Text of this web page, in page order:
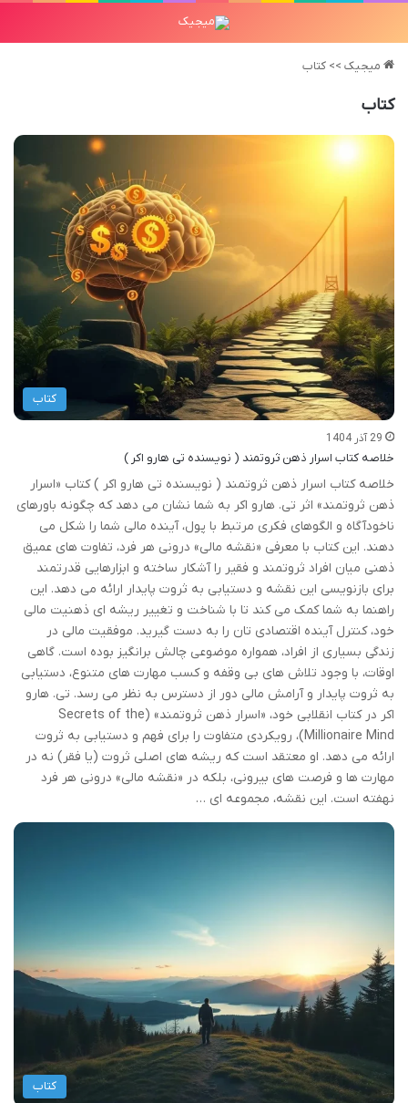
میجیک >> کتاب
کتاب
کتاب
29 آذر 1404
خلاصه کتاب اسرار ذهن ثروتمند ( نویسنده تی هارو اکر )
خلاصه کتاب اسرار ذهن ثروتمند ( نویسنده تی هارو اکر ) کتاب «اسرار
ذهن ثروتمند» اثر تی. هارو اکر به شما نشان می دهد که چگونه باورهای
ناخودآگاه و الگوهای فکری مرتبط با پول، آینده مالی شما را شکل می
دهند. این کتاب با معرفی «نقشه مالی» درونی هر فرد، تفاوت های عمیق
ذهنی میان افراد ثروتمند و فقیر را آشکار ساخته و ابزارهایی قدرتمند
برای بازنویسی این نقشه و دستیابی به ثروت پایدار ارائه می دهد. این
راهنما به شما کمک می کند تا با شناخت و تغییر ریشه ای ذهنیت مالی
خود، کنترل آینده اقتصادی تان را به دست گیرید. موفقیت مالی در
زندگی بسیاری از افراد، همواره موضوعی چالش برانگیز بوده است. گاهی
اوقات، با وجود تلاش های بی وقفه و کسب مهارت های متنوع، دستیابی
به ثروت پایدار و آرامش مالی دور از دسترس به نظر می رسد. تی. هارو
اکر در کتاب انقلابی خود، «اسرار ذهن ثروتمند» (Secrets of the
Millionaire Mind)، رویکردی متفاوت را برای فهم و دستیابی به ثروت
ارائه می دهد. او معتقد است که ریشه های اصلی ثروت (یا فقر) نه در
مهارت ها و فرصت های بیرونی، بلکه در «نقشه مالی» درونی هر فرد
نهفته است. این نقشه، مجموعه ای …
کتاب